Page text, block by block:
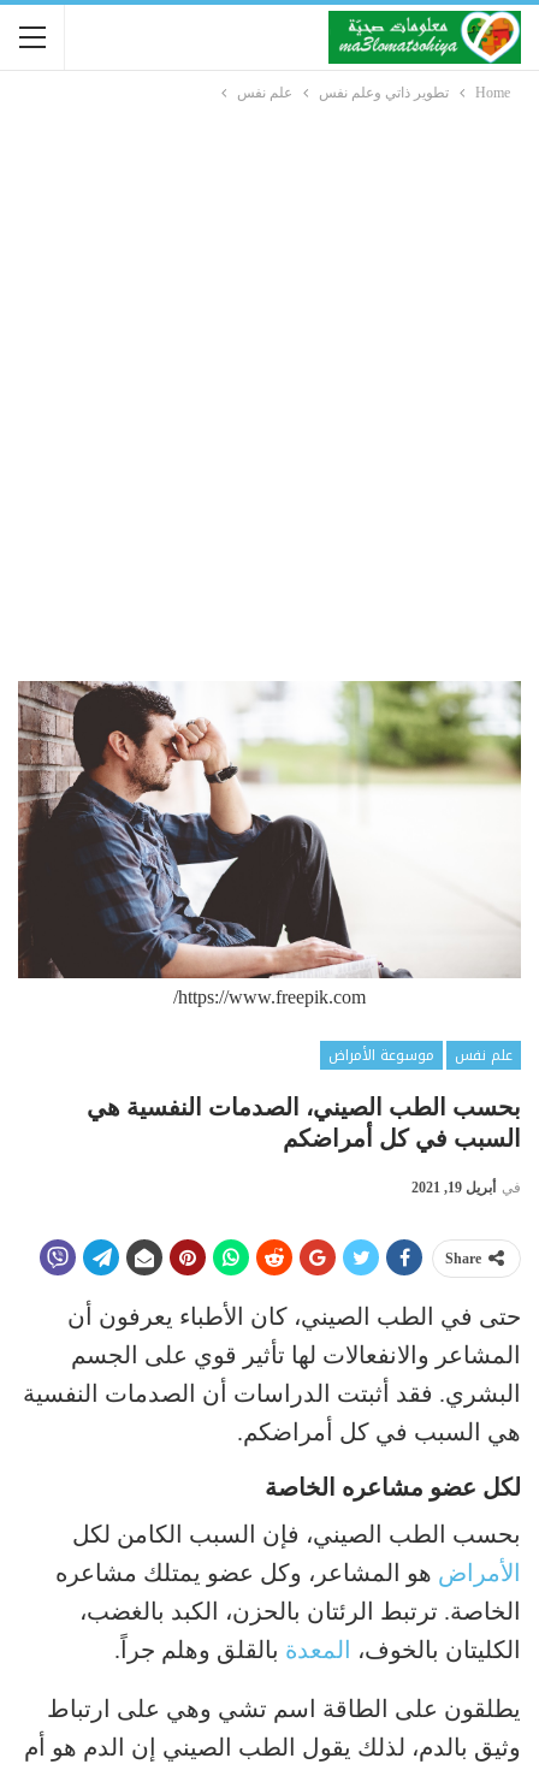
Home تطوير ذاتي وعلم نفس علم نفس
https://www.freepik.com/
علم نفس
موسوعة الأمراض
بحسب الطب الصيني، الصدمات النفسية هي
السبب في كل أمراضكم
في أبريل 19, 2021
Share
حتى في الطب الصيني، كان الأطباء يعرفون أن
المشاعر والانفعالات لها تأثير قوي على الجسم
البشري. فقد أثبتت الدراسات أن الصدمات النفسية
هي السبب في كل أمراضكم.
لكل عضو مشاعره الخاصة
بحسب الطب الصيني، فإن السبب الكامن لكل
الأمراض هو المشاعر، وكل عضو يمتلك مشاعره
الخاصة. ترتبط الرئتان بالحزن، الكبد بالغضب،
الكليتان بالخوف، المعدة بالقلق وهلم جراً.
يطلقون على الطاقة اسم تشي وهي على ارتباط
وثيق بالدم، لذلك يقول الطب الصيني إن الدم هو أم